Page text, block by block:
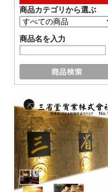
商品カテゴリから選ぶ
商品名を入力